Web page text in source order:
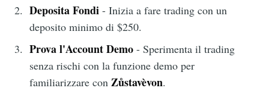
Deposita Fondi- Inizia a fare trading con un
deposito minimo di $250.
Prova l'Account Demo- Sperimenta il trading
senza rischi con la funzione demo per
familiarizzare con Zůstavèvon.